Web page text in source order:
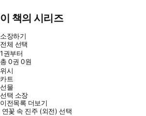
이 책의 시리즈
소장하기
전체 선택
1권부터
총0권 0원
위시
카트
선물
선택 소장
이전목록 더보기
연꽃 속 진주 (외전) 선택